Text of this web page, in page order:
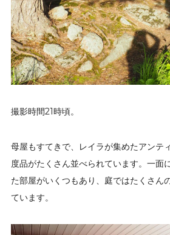
撮影時間21時頃。
母屋もすてきで、レイラが集めたアンテ
度品がたくさん並べられています。一面
た部屋がいくつもあり、庭ではたくさん
ています。